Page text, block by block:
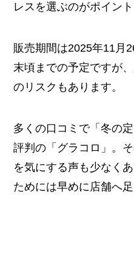
レスを選ぶのがポイント
販売期間は2025年11月
末頃までの予定ですが
のリスクもあります。
多くの口コミで「冬の
評判の「グラコロ」。
を気にする声も少なく
ためには早めに店舗へ